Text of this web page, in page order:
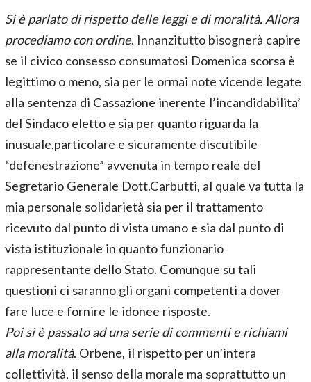
Si è parlato di rispetto delle leggi e di moralità. Allora
procediamo con ordine. Innanzitutto bisognerà capire
se il civico consesso consumatosi Domenica scorsa è
legittimo o meno, sia per le ormai note vicende legate
alla sentenza di Cassazione inerente l’incandidabilita’
del Sindaco eletto e sia per quanto riguarda la
inusuale,particolare e sicuramente discutibile
“defenestrazione” avvenuta in tempo reale del
Segretario Generale Dott.Carbutti, al quale va tutta la
mia personale solidarietà sia per il trattamento
ricevuto dal punto di vista umano e sia dal punto di
vista istituzionale in quanto funzionario
rappresentante dello Stato. Comunque su tali
questioni ci saranno gli organi competenti a dover
fare luce e fornire le idonee risposte.
Poi si è passato ad una serie di commenti e richiami
alla moralità. Orbene, il rispetto per un’intera
collettività, il senso della morale ma soprattutto un